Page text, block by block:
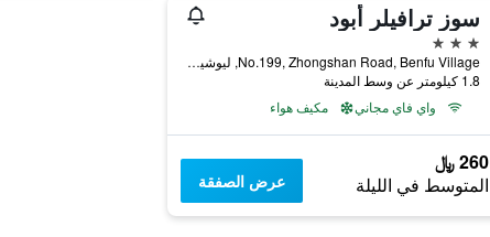
سوز ترافيلر أبود
3 نجوم
No.199, Zhongshan Road, Benfu Village, ليوشيو, تايوان
1.8 كيلومتر عن وسط المدينة
واي فاي مجاني
مكيف هواء
260 ﷼
المتوسط في الليلة عرض الصفقة